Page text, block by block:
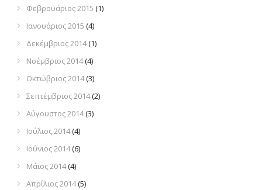
Φεβρουάριος 2015 (1)
Ιανουάριος 2015 (4)
Δεκέμβριος 2014(1)
Νοέμβριος 2014(4)
Οκτώβριος 2014(3)
Σεπτέμβριος 2014(2)
Αύγουστος 2014(3)
Ιούλιος 2014(4)
Ιούνιος 2014(6)
Μάιος 2014(4)
Απρίλιος 2014(5)